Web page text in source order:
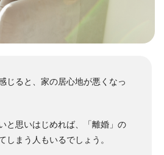
じると、家の居心地が悪くなっ
と思いはじめれば、「離婚」の
しまう人もいるでしょう。